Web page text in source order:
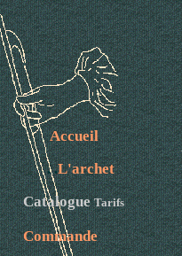
Accueil
. .L'archet
CatalogueTarifs
Commande